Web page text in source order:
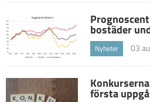
bostäder
Nyheter 03
första